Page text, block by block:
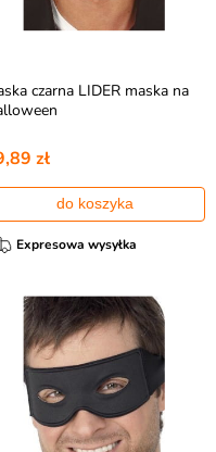
czarna LIDER maska na
zł
do koszyka
Expresowa wysyłka